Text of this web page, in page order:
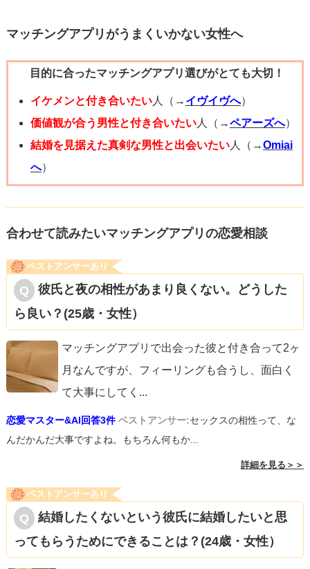
ます。
具体的に「まだ愛情はある」と聞き出したいなら、問い方
とタイミングを変えてみてください。
- 「本当に好き？」のような二択で追い詰める聞き方は避け
る。代わりに「これからどうしていきたい？」と未来につ
いて具体的に聞く。
- 非難的でなく「私はこう感じて寂しい」と自分の感情を伝
える。「いつも返信が遅いと不安になる」という具体例を
出すと相手も受け取りやすい。
- それでも行動が変わらないなら、あなたの求める最低ライ
ン（例えば週に一度はきちんと連絡を取り合う、次に会う
日時を決める等）を伝え、それが守られない場合は関係を
見直すと告げる。
話し合いができない状態が続くなら、占いの「まだ愛情は
ある」はあなたにとっては不十分です。言葉よりも行動を
見ること、自分の望む関係基準を明確にすることを優先し
離を置くか、別の出会いを探すことも選択肢として考えて
いいと思います。
と逃げ癖や回避と感じられるのでしょうか。
というご相談者様の質問に対して、明確な回答がないこと
自体、ご相談者様のことを嫌いではないから返答しにくい
のではないかと感じました。
別れたいと思っているのであれば、挨拶の返信もせずに無
視することもできると思います。でもそこで無視と言った
態度を取らないこと自体、ご相談者様との関係を終わりに
しようとは今は思っていらっしゃらないということなのか
なと感じました。
一方で、彼氏さんは言語化が苦手な方とのことでしたの
で、彼氏さんが抱えている気持ちをうまく言葉にできない
でいるのかもしれません。
彼氏さんのなかで、ご相談者様に対して思っていることは
たくさんあれど、下手に伝えると怒られてしまうかもしれ
ない、機嫌を損ねられてしまうかもしれない、そうなると
います。そのため、ご相談者様と同じペースで本音を言い
合うのが難しいのかもしれません。
あまり逃げ癖があると決めつけたりしすぎず、彼氏さんが
マッチングアプリがうまくいかない女性へ
目的に合ったマッチングアプリ選びがとても大切！
イケメンと付き合いたい人（→ イヴイヴへ）
価値観が合う男性と付き合いたい人（→ペアーズへ）
結婚を見据えた真剣な男性と出会いたい人（→Omiai
へ）
合わせて読みたいマッチングアプリの恋愛相談
ベストアンサーあり
彼氏と夜の相性があまり良くない。どうした
ら良い？(25歳・女性）
マッチングアプリで出会った彼と付き合って2ヶ
月なんですが、フィーリングも合うし、面白く
て大事にしてく ...
恋愛マスター&AI回答3件 ベストアンサー:セックスの相性って、な
んだかんだ大事ですよね。もちろん何もか...
詳細を見る＞＞
ベストアンサーあり
結婚したくないという彼氏に結婚したいと思
ってもらうためにできることは？(24歳・女性）